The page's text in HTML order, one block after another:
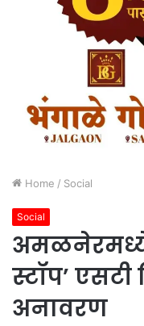
Home / Social
Social
अमळनेरमध्ये
स्टॉप’ एसटी
अनावरण